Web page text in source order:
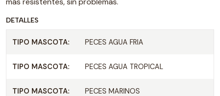
DETALLES
TIPO MASCOTA: PECES AGUA FRIA
TIPO MASCOTA: PECES AGUA TROPICAL
TIPO MASCOTA: PECES MARINOS